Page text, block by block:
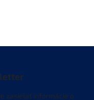
zasielať informácie o